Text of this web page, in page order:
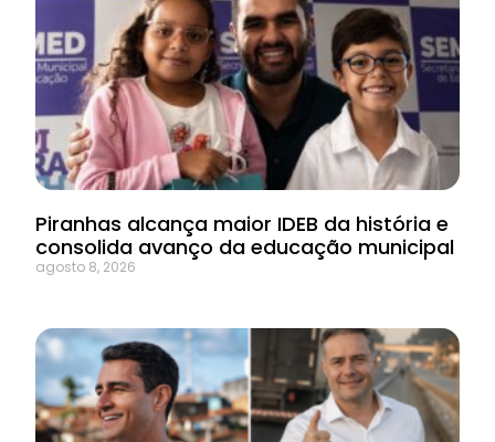
Piranhas alcança maior IDEB da história e
consolida avanço da educação municipal
agosto 8, 2026